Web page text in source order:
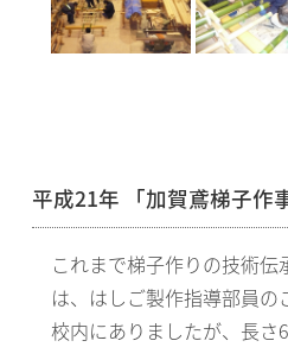
平成21年 「加賀鳶梯子作
これまで梯子作りの技術
は、はしご製作指導部員
校内にありましたが、長さ